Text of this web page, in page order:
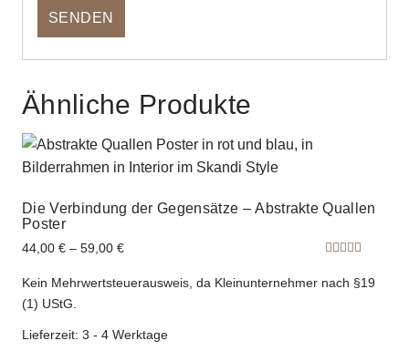
Ähnliche Produkte
Die Verbindung der Gegensätze – Abstrakte Quallen
Poster
mit
5.00
44,00 € – 59,00 €
Kein Mehrwertsteuerausweis, da Kleinunternehmer nach §19
(1) UStG.
Lieferzeit: 3 - 4 Werktage